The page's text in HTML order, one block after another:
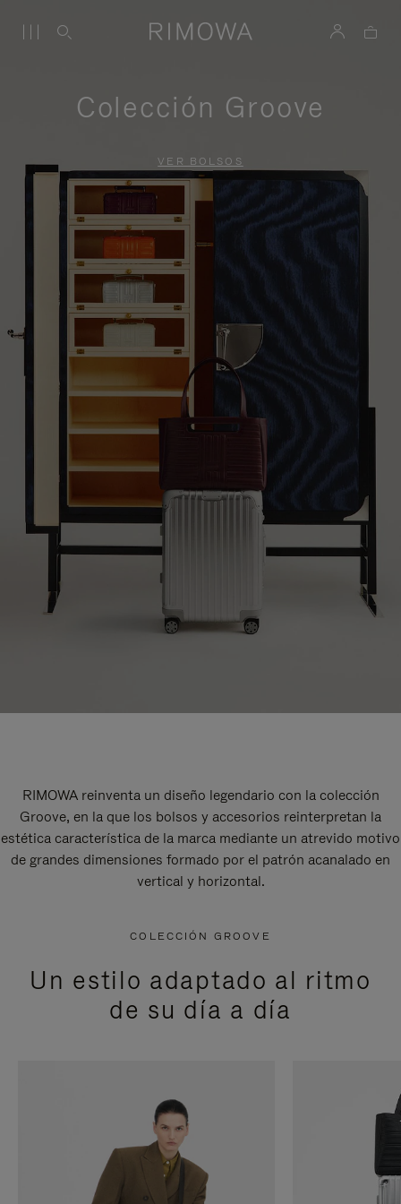
Colección Groove
VER BOLSOS
RIMOWA reinventa un diseño legendario con la colección
Groove, en la que los bolsos y accesorios reinterpretan la
estética característica de la marca mediante un atrevido motivo
de grandes dimensiones formado por el patrón acanalado en
vertical y horizontal.
COLECCIÓN GROOVE
Un estilo adaptado al ritmo
de su día a día